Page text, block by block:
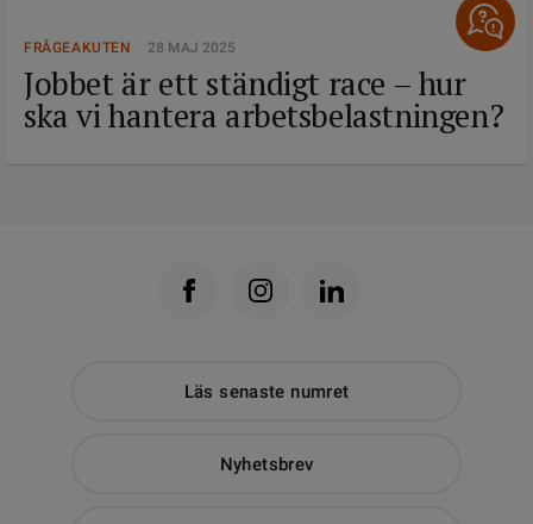
FRÅGEAKUTEN 28 MAJ 2025
Jobbet är ett ständigt race – hur
ska vi hantera arbetsbelastningen?
Läs senaste numret
Nyhetsbrev